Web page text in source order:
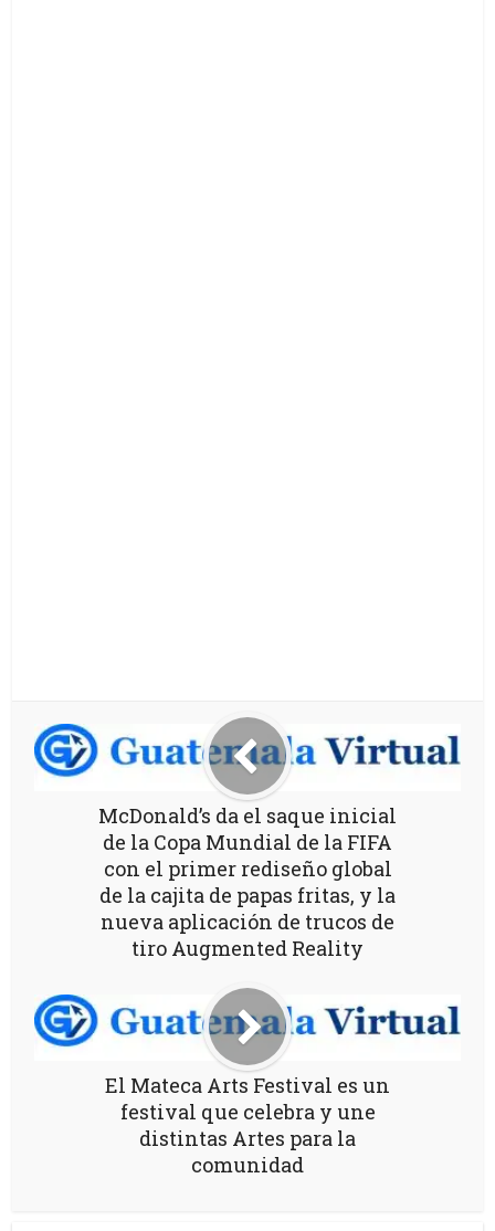
McDonald’s da el saque inicial
de la Copa Mundial de la FIFA
con el primer rediseño global
de la cajita de papas fritas, y la
nueva aplicación de trucos de
tiro Augmented Reality
El Mateca Arts Festival es un
festival que celebra y une
distintas Artes para la
comunidad